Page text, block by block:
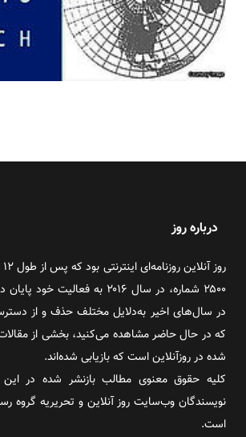
درباره روز
۲۵۰۰ شماره، در سال ۲۰۱۶ به
در سال‌های اخیر به‌دلایل مختلف حذف و از
که در حال حاضر مشاهده می‌کنید، بخشی از
شده در روزآنلاین است که بازیابی شده‌اند.
کلیه حقوق معنوی مطالب بازنشر شده در
نویسندگان وب‌سایت روز آنلاین و تحریریه گروه
است.